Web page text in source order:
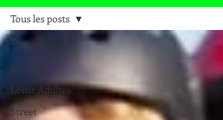
Tous les posts
Enfants
Loisir Adultes
Street
Tous les posts